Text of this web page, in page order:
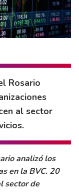
Rosario
al sector
analizó los
en la BVC. 20
sector de